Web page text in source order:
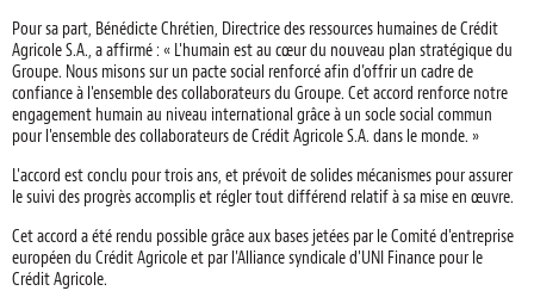
Pour sa part, Bénédicte Chrétien, Directrice des ressources humaines de Crédit
Agricole S.A., a affirmé : « L'humain est au cœur du nouveau plan stratégique du
Groupe. Nous misons sur un pacte social renforcé afin d’offrir un cadre de
confiance à l'ensemble des collaborateurs du Groupe. Cet accord renforce notre
engagement humain au niveau international grâce à un socle social commun
pour l'ensemble des collaborateurs de Crédit Agricole S.A. dans le monde. »
L'accord est conclu pour trois ans, et prévoit de solides mécanismes pour assurer
le suivi des progrès accomplis et régler tout différend relatif à sa mise en œuvre.
Cet accord a été rendu possible grâce aux bases jetées par le Comité d'entreprise
européen du Crédit Agricole et par l'Alliance syndicale d'UNI Finance pour le
Crédit Agricole.